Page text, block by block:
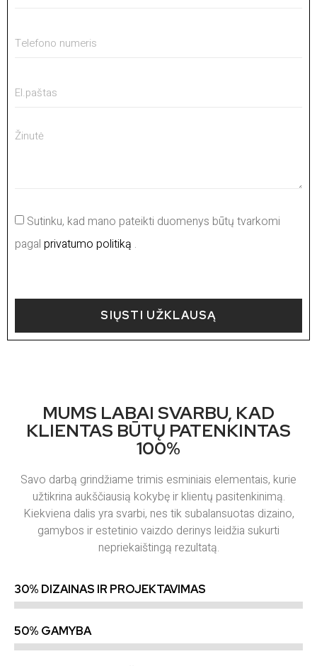
Sutinku, kad mano pateikti duomenys būtų tvarkomi
pagal privatumo politiką .
SIŲSTI UŽKLAUSĄ
MUMS LABAI SVARBU, KAD
KLIENTAS BŪTŲ PATENKINTAS
100%
Savo darbą grindžiame trimis esminiais elementais, kurie
užtikrina aukščiausią kokybę ir klientų pasitenkinimą.
Kiekviena dalis yra svarbi, nes tik subalansuotas dizaino,
gamybos ir estetinio vaizdo derinys leidžia sukurti
nepriekaištingą rezultatą.
30% DIZAINAS IR PROJEKTAVIMAS
50% GAMYBA